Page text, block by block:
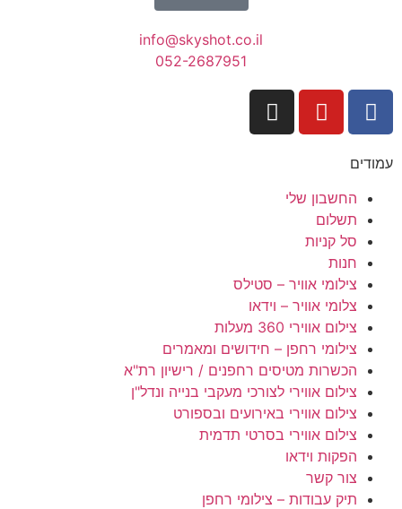
info@skyshot.co.il
052-2687951
עמודים
החשבון שלי
תשלום
סל קניות
חנות
צילומי אוויר – סטילס
צלומי אוויר – וידאו
צילום אווירי 360 מעלות
צילומי רחפן – חידושים ומאמרים
הכשרות מטיסים רחפנים / רישיון רת"א
צילום אווירי לצורכי מעקבי בנייה ונדל"ן
צילום אווירי באירועים ובספורט
צילום אווירי בסרטי תדמית
הפקות וידאו
צור קשר
תיק עבודות – צילומי רחפן